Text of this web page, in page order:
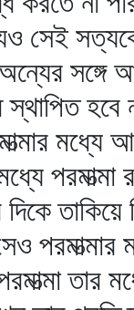
সেই
সঙ্গে
হবে
মধ্যে
পরমাত্মা
তাকিয়ে
পরমাত্মার
তার